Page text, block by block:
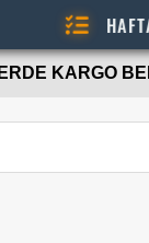
HAFTANIN 6
KARGO